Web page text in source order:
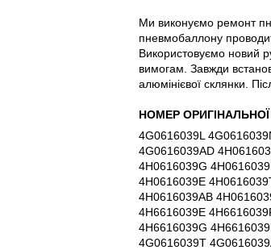
Ми виконуємо ремонт
пневмобаллону
Використовуємо новий
вимогам. Завжди
алюмінієвої склянки.
НОМЕР
4G0616039L
4G0616039AD
4H0616039G
4H0616039E
4H0616039AB
4H6616039E
4H6616039G
4G0616039T